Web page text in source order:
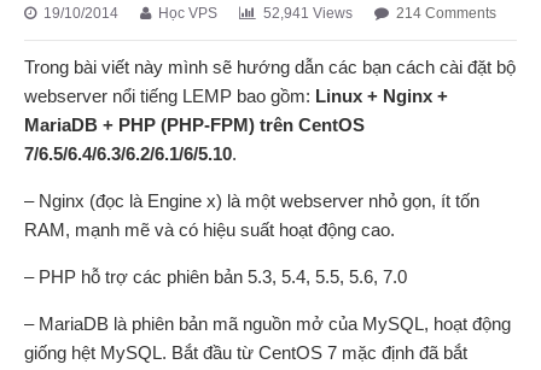
19/10/2014 Học VPS 52,941 Views 214 Comments
Trong bài viết này mình sẽ hướng dẫn các bạn cách cài đặt bộ
webserver nổi tiếng LEMP bao gồm: Linux + Nginx +
MariaDB + PHP (PHP-FPM) trên CentOS
7/6.5/6.4/6.3/6.2/6.1/6/5.10.
– Nginx (đọc là Engine x) là một webserver nhỏ gọn, ít tốn
RAM, mạnh mẽ và có hiệu suất hoạt động cao.
– PHP hỗ trợ các phiên bản 5.3, 5.4, 5.5, 5.6, 7.0
– MariaDB là phiên bản mã nguồn mở của MySQL, hoạt động
giống hệt MySQL. Bắt đầu từ CentOS 7 mặc định đã bắt